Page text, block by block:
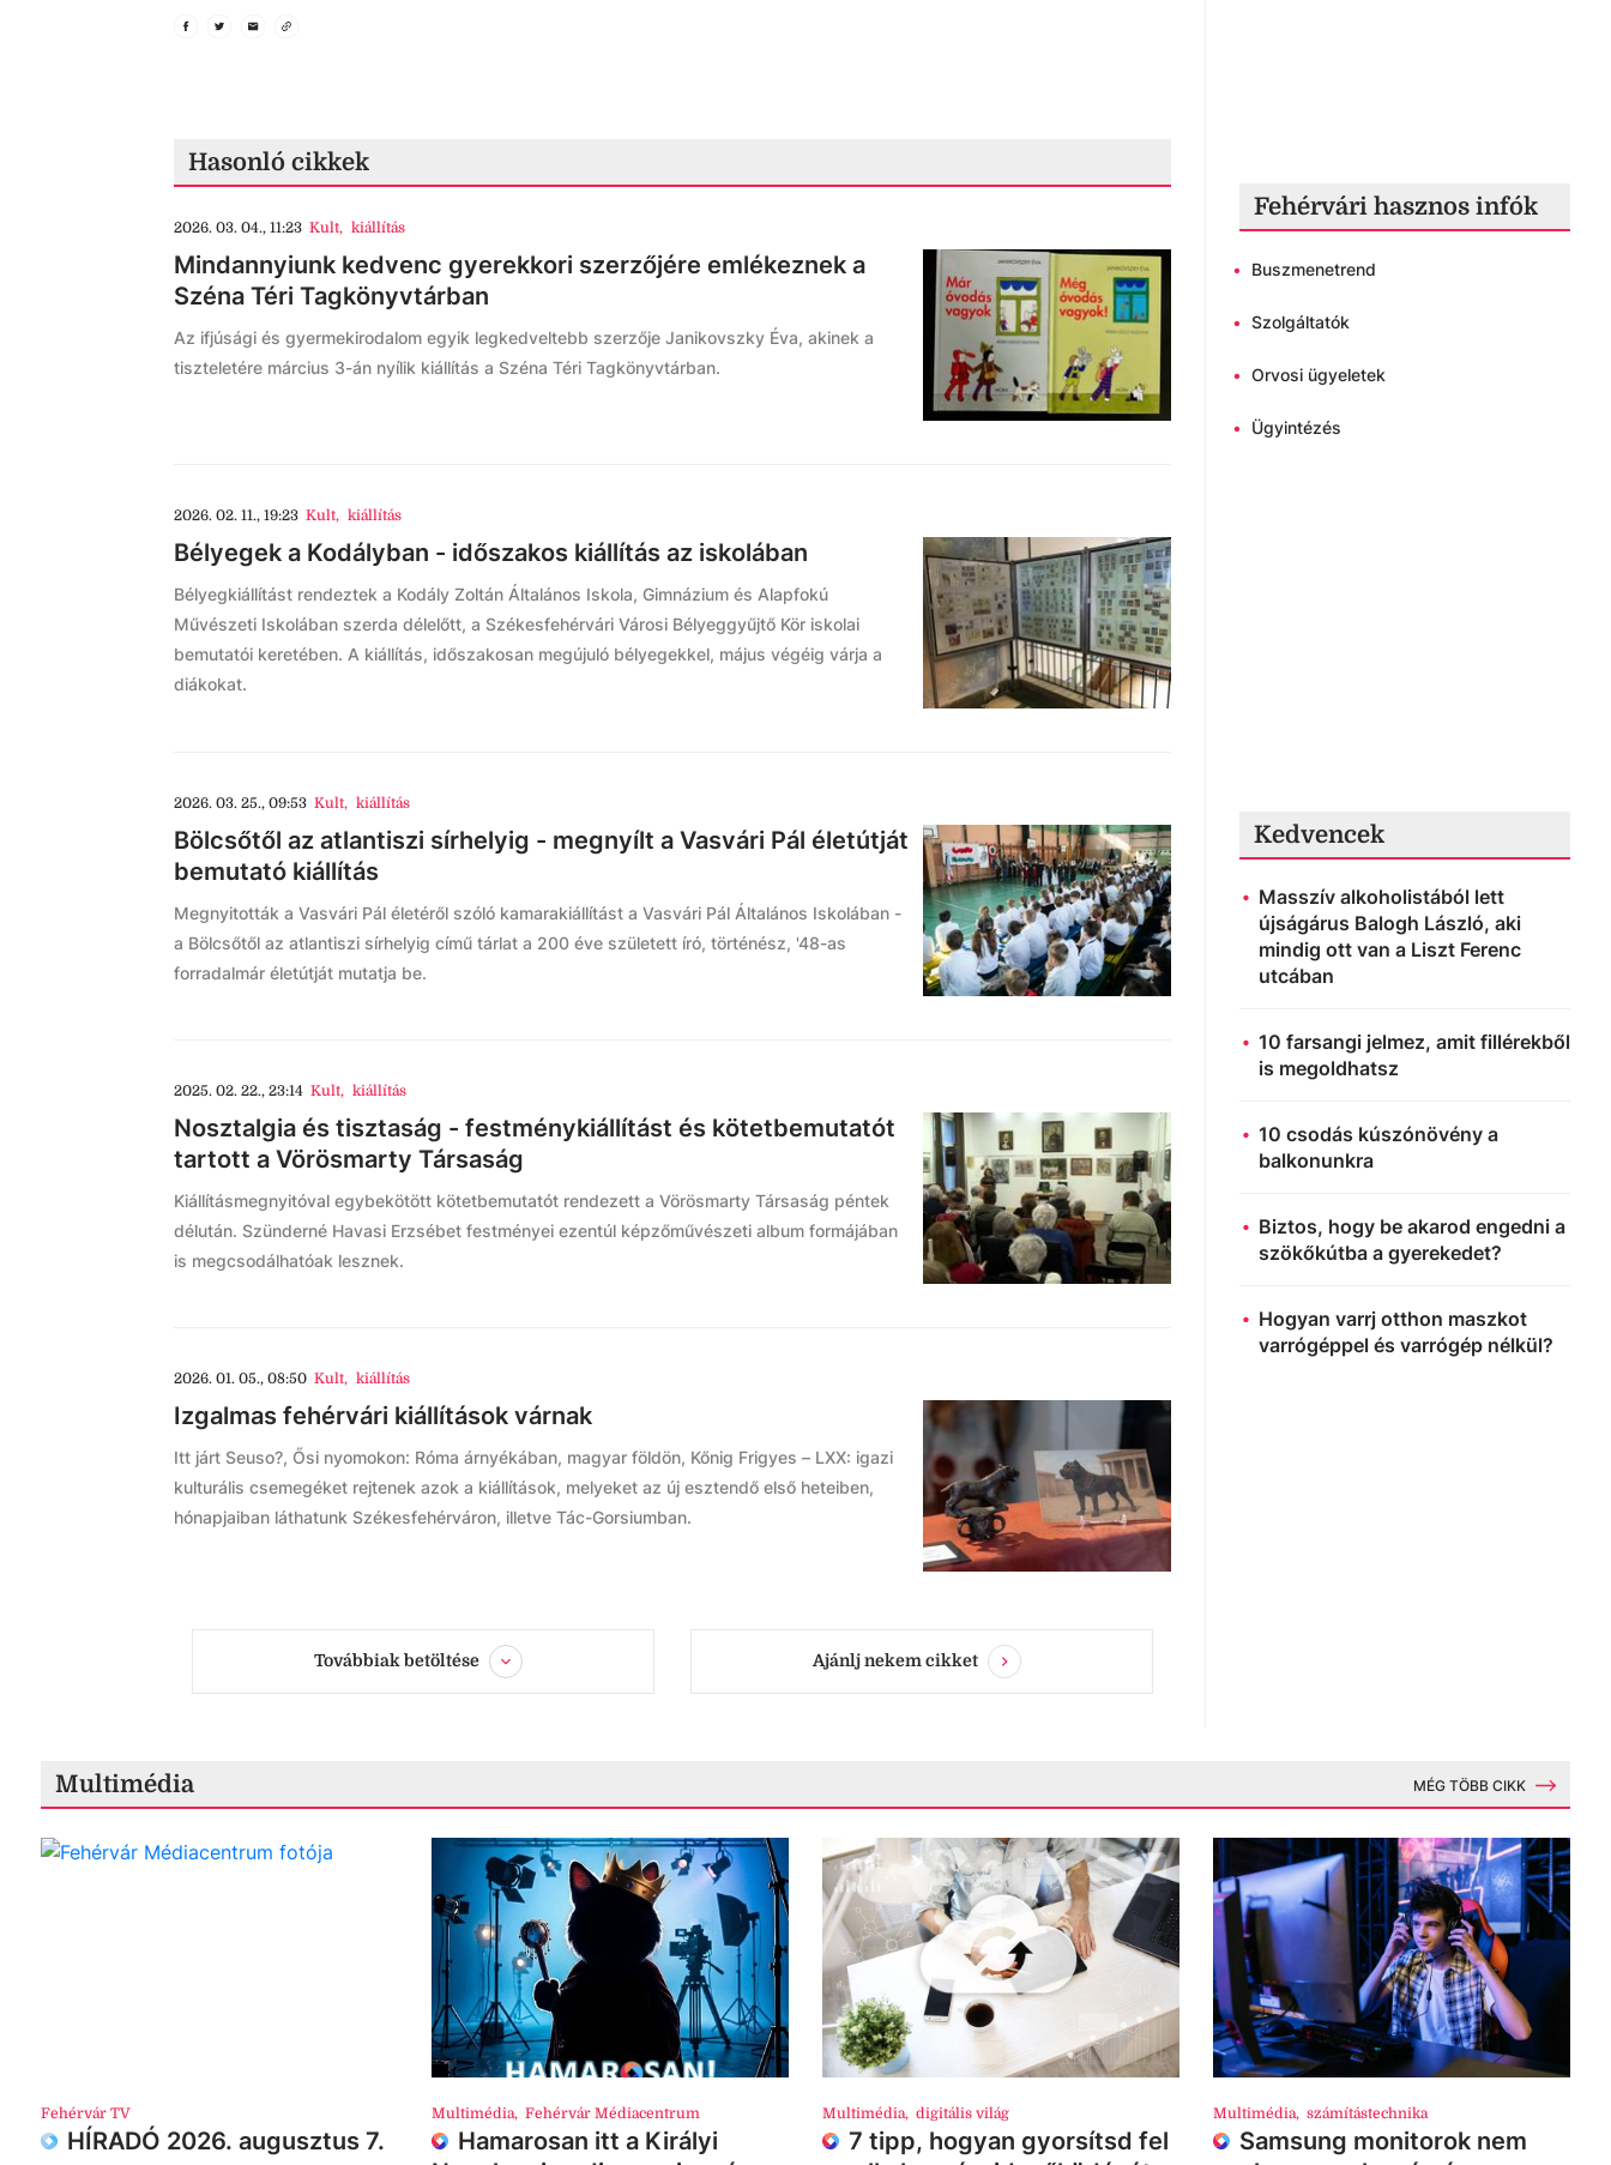
Hasonló cikkek
2026. 03. 04., 11:23 Kult, kiállítás
Mindannyiunk kedvenc gyerekkori szerzőjére emlékeznek a
Széna Téri Tagkönyvtárban
Az ifjúsági és gyermekirodalom egyik legkedveltebb szerzője Janikovszky Éva, akinek a
tiszteletére március 3-án nyílik kiállítás a Széna Téri Tagkönyvtárban.
2026. 02. 11., 19:23 Kult, kiállítás
Bélyegek a Kodályban - időszakos kiállítás az iskolában
Bélyegkiállítást rendeztek a Kodály Zoltán Általános Iskola, Gimnázium és Alapfokú
Művészeti Iskolában szerda délelőtt, a Székesfehérvári Városi Bélyeggyűjtő Kör iskolai
bemutatói keretében. A kiállítás, időszakosan megújuló bélyegekkel, május végéig várja a
diákokat.
2026. 03. 25., 09:53 Kult, kiállítás
Bölcsőtől az atlantiszi sírhelyig - megnyílt a Vasvári Pál életútját
bemutató kiállítás
Megnyitották a Vasvári Pál életéről szóló kamarakiállítást a Vasvári Pál Általános Iskolában -
a Bölcsőtől az atlantiszi sírhelyig című tárlat a 200 éve született író, történész, '48-as
forradalmár életútját mutatja be.
2025. 02. 22., 23:14 Kult, kiállítás
Nosztalgia és tisztaság - festménykiállítást és kötetbemutatót
tartott a Vörösmarty Társaság
Kiállításmegnyitóval egybekötött kötetbemutatót rendezett a Vörösmarty Társaság péntek
délután. Szünderné Havasi Erzsébet festményei ezentúl képzőművészeti album formájában
is megcsodálhatóak lesznek.
2026. 01. 05., 08:50 Kult, kiállítás
Izgalmas fehérvári kiállítások várnak
Itt járt Seuso?, Ősi nyomokon: Róma árnyékában, magyar földön, Kőnig Frigyes – LXX: igazi
kulturális csemegéket rejtenek azok a kiállítások, melyeket az új esztendő első heteiben,
hónapjaiban láthatunk Székesfehérváron, illetve Tác-Gorsiumban.
Továbbiak betöltése Ajánlj nekem cikket
Fehérvári hasznos infók
• Buszmenetrend
• Szolgáltatók
• Orvosi ügyeletek
• Ügyintézés
Kedvencek
Masszív alkoholistából lett
újságárus Balogh László, aki
mindig ott van a Liszt Ferenc
utcában
10 farsangi jelmez, amit fillérekből
is megoldhatsz
10 csodás kúszónövény a
balkonunkra
Biztos, hogy be akarod engedni a
szökőkútba a gyerekedet?
Hogyan varrj otthon maszkot
varrógéppel és varrógép nélkül?
Multimédia MÉG TÖBB CIKK
Fehérvár TV
HÍRADÓ 2026. augusztus 7.
Multimédia, Fehérvár Médiacentrum
Hamarosan itt a Királyi
Multimédia, digitális világ
7 tipp, hogyan gyorsítsd fel
Multimédia, számítástechnika
Samsung monitorok nem